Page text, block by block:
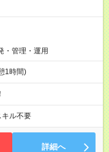
・管理・運用
1時間)
キル不要
詳細へ